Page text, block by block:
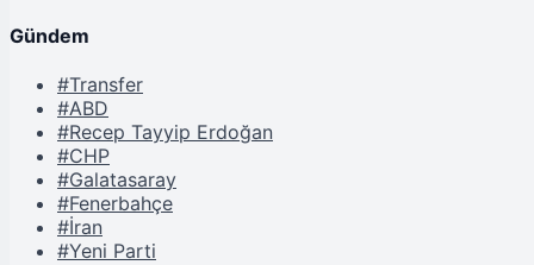
Gündem
#Transfer
#ABD
#Recep Tayyip Erdoğan
#CHP
#Galatasaray
#Fenerbahçe
#İran
#Yeni Parti